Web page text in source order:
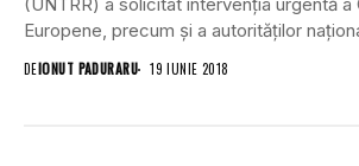
Europene, precum și a autorităților
Franța...
DEIONUT PADURARU 19 IUNIE 2018